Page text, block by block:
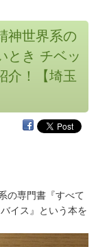
神世界系の
とき チベッ
介！【埼玉
の専門書『すべて
イス』という本を